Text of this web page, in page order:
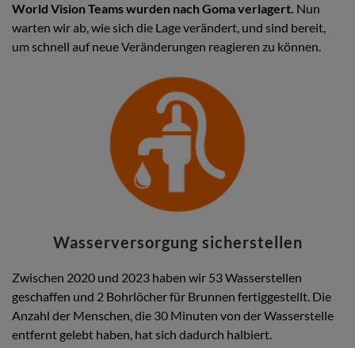
World Vision Teams wurden nach Goma verlagert. Nun
warten wir ab, wie sich die Lage verändert, und sind bereit,
um schnell auf neue Veränderungen reagieren zu können.
Wasserversorgung sicherstellen
Zwischen 2020 und 2023 haben wir 53 Wasserstellen
geschaffen und 2 Bohrlöcher für Brunnen fertiggestellt. Die
Anzahl der Menschen, die 30 Minuten von der Wasserstelle
entfernt gelebt haben, hat sich dadurch halbiert.